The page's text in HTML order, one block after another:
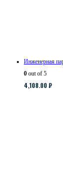
Инженерная
0 out of 5
4,108.00 ₽